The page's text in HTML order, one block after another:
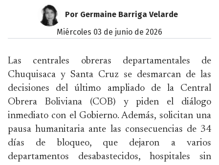
Por Germaine Barriga Velarde
miércoles 03 de junio de 2026
Las centrales obreras departamentales de
Chuquisaca y Santa Cruz se desmarcan de las
decisiones del último ampliado de la Central
Obrera Boliviana (COB) y piden el diálogo
inmediato con el Gobierno. Además, solicitan una
pausa humanitaria ante las consecuencias de 34
días de bloqueo, que dejaron a varios
departamentos desabastecidos, hospitales sin